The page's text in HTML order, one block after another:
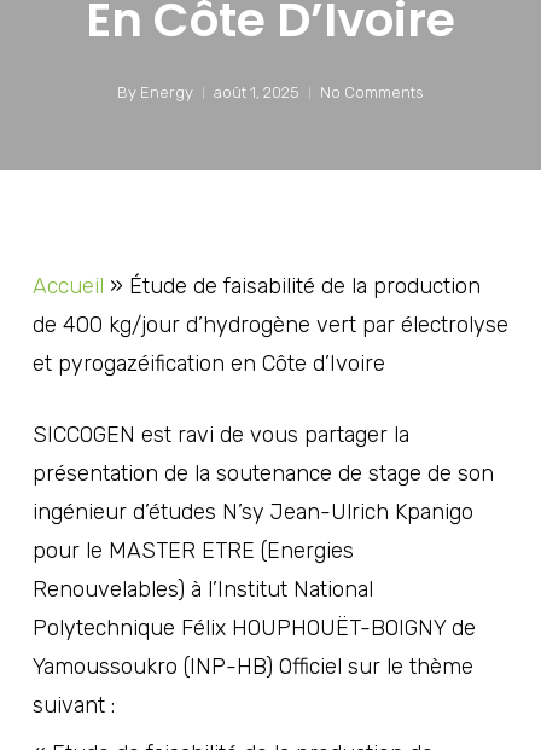
En Côte D’Ivoire
By Energy août 1, 2025 No Comments
Accueil » Étude de faisabilité de la production
de 400 kg/jour d’hydrogène vert par électrolyse
et pyrogazéification en Côte d’Ivoire
SICCOGEN est ravi de vous partager la
présentation de la soutenance de stage de son
ingénieur d’études N’sy Jean-Ulrich Kpanigo
pour le MASTER ETRE (Energies
Renouvelables) à l’Institut National
Polytechnique Félix HOUPHOUËT-BOIGNY de
Yamoussoukro (INP-HB) Officiel sur le thème
suivant :